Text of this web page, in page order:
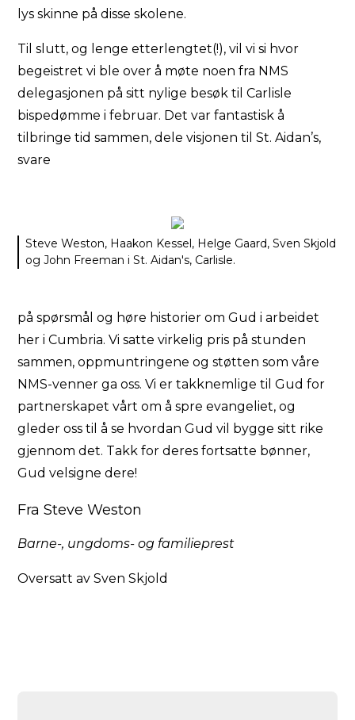
lys skinne på disse skolene.
Til slutt, og lenge etterlengtet(!), vil vi si hvor
begeistret vi ble over å møte noen fra NMS
delegasjonen på sitt nylige besøk til Carlisle
bispedømme i februar. Det var fantastisk å
tilbringe tid sammen, dele visjonen til St. Aidan’s,
svare
Steve Weston, Haakon Kessel, Helge Gaard, Sven Skjold
og John Freeman i St. Aidan's, Carlisle.
på spørsmål og høre historier om Gud i arbeidet
her i Cumbria. Vi satte virkelig pris på stunden
sammen, oppmuntringene og støtten som våre
NMS-venner ga oss. Vi er takknemlige til Gud for
partnerskapet vårt om å spre evangeliet, og
gleder oss til å se hvordan Gud vil bygge sitt rike
gjennom det. Takk for deres fortsatte bønner,
Gud velsigne dere!
Fra Steve Weston
Barne-, ungdoms- og familieprest
Oversatt av Sven Skjold